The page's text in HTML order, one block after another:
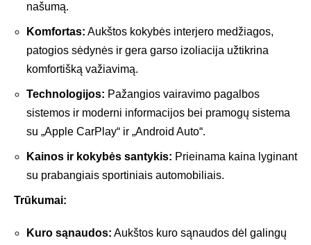
našumą.
Komfortas: Aukštos kokybės interjero medžiagos,
patogios sėdynės ir gera garso izoliacija užtikrina
komfortišką važiavimą.
Technologijos: Pažangios vairavimo pagalbos
sistemos ir moderni informacijos bei pramogų sistema
su „Apple CarPlay“ ir „Android Auto“.
Kainos ir kokybės santykis: Prieinama kaina lyginant
su prabangiais sportiniais automobiliais.
Trūkumai:
Kuro sąnaudos: Aukštos kuro sąnaudos dėl galingų